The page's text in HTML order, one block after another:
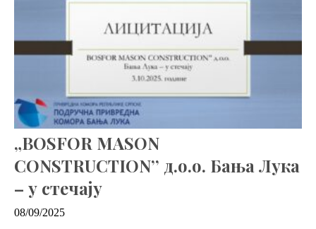
„BOSFOR MASON
CONSTRUCTION’’ д.о.о. Бања Лука
– у стечају
08/09/2025